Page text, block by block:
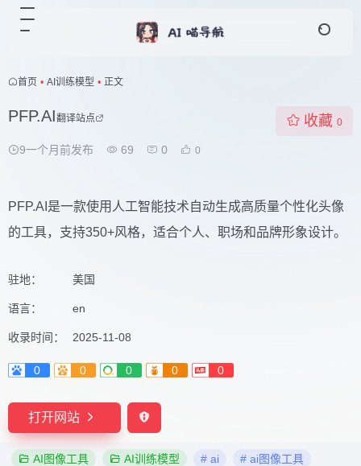
首页 • AI训练模型 • 正文
PFP.AI翻译站点
9一个月前发布 69 0 0
收藏 0
PFP.AI是一款使用人工智能技术自动生成高质量个性化头像
的工具，支持350+风格，适合个人、职场和品牌形象设计。
驻地： 美国
语言： en
收录时间： 2025-11-08
0 0 0 0 0
打开网站
AI图像工具 AI训练模型 # ai
# ai图像工具